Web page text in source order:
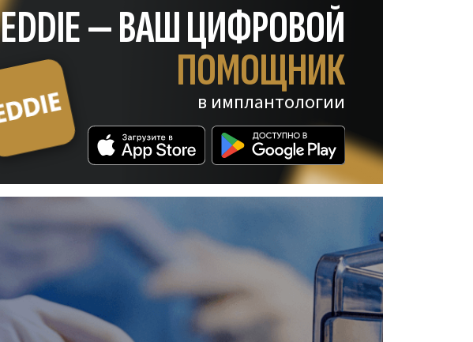
EDDIE — ВАШ ЦИФРОВОЙ
ПОМОЩНИК
в имплантологии